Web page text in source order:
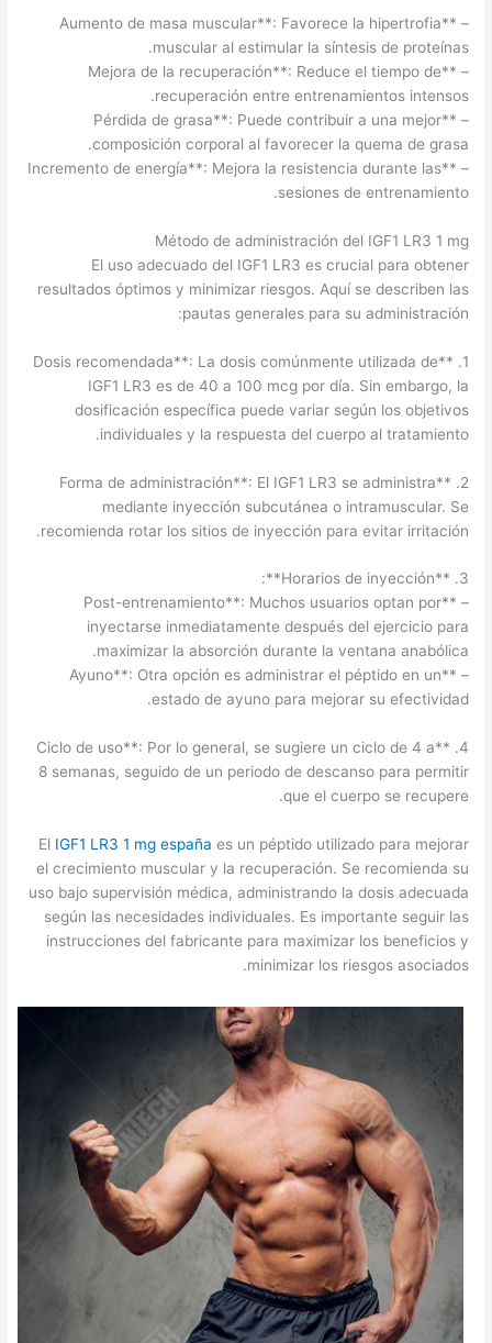
– **Aumento de masa muscular**: Favorece la hipertrofia
muscular al estimular la síntesis de proteínas.
– **Mejora de la recuperación**: Reduce el tiempo de
recuperación entre entrenamientos intensos.
– **Pérdida de grasa**: Puede contribuir a una mejor
composición corporal al favorecer la quema de grasa.
– **Incremento de energía**: Mejora la resistencia durante las
sesiones de entrenamiento.
Método de administración del IGF1 LR3 1 mg
El uso adecuado del IGF1 LR3 es crucial para obtener
resultados óptimos y minimizar riesgos. Aquí se describen las
pautas generales para su administración:
1. **Dosis recomendada**: La dosis comúnmente utilizada de
IGF1 LR3 es de 40 a 100 mcg por día. Sin embargo, la
dosificación específica puede variar según los objetivos
individuales y la respuesta del cuerpo al tratamiento.
2. **Forma de administración**: El IGF1 LR3 se administra
mediante inyección subcutánea o intramuscular. Se
recomienda rotar los sitios de inyección para evitar irritación.
3. **Horarios de inyección**:
– **Post-entrenamiento**: Muchos usuarios optan por
inyectarse inmediatamente después del ejercicio para
maximizar la absorción durante la ventana anabólica.
– **Ayuno**: Otra opción es administrar el péptido en un
estado de ayuno para mejorar su efectividad.
4. **Ciclo de uso**: Por lo general, se sugiere un ciclo de 4 a
8 semanas, seguido de un periodo de descanso para permitir
que el cuerpo se recupere.
El IGF1 LR3 1 mg españa es un péptido utilizado para mejorar
el crecimiento muscular y la recuperación. Se recomienda su
uso bajo supervisión médica, administrando la dosis adecuada
según las necesidades individuales. Es importante seguir las
instrucciones del fabricante para maximizar los beneficios y
minimizar los riesgos asociados.